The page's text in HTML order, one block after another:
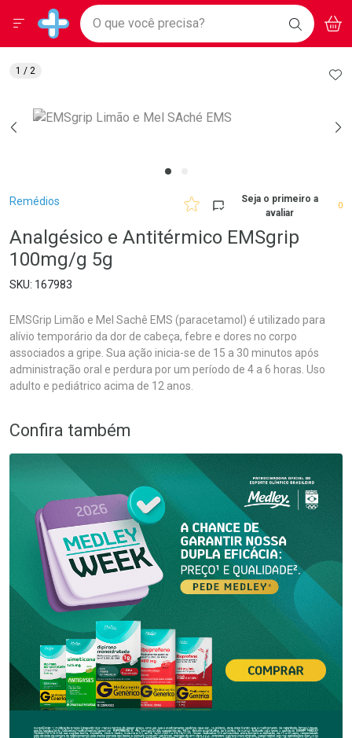
Drogarias Pacheco
Baixe nosso APP e aproveite Ofertas Exclusivas!
BAIXE
O APP
Ir direto para a home
pela página
Ir direto para o conteúdo
Ir direto para a busca
Ir direto para a conta
Ir direto para a notificações
Ir direto para o carrinho
Faça a sua busca
O que você precisa? BUSCAR
Menu
Breadcrumb
Remédios
Seja o primeiro a
avaliar
0
Analgésico e Antitérmico EMSgrip
100mg/g 5g
167983
EMSGrip Limão e Mel Sachê EMS (paracetamol) é utilizado para
alívio temporário da dor de cabeça, febre e dores no corpo
associados a gripe. Sua ação inicia-se de 15 a 30 minutos após
administração oral e perdura por um período de 4 a 6 horas. Uso
adulto e pediátrico acima de 12 anos.
1 / 2
Confira também